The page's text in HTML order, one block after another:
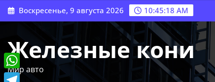
Перейти
к
Воскресенье, 9 августа 2026 10:45:19 AM
Железные кони
Мир авто
WhatsApp